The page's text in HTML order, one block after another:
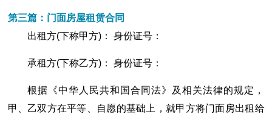
第三篇：门面房屋租赁合同
出租方(下称甲方)： 身份证号：
承租方(下称乙方)： 身份证号：
根据《中华人民共和国合同法》及相关法律的规定，
甲、乙双方在平等、自愿的基础上，就甲方将门面房出租给